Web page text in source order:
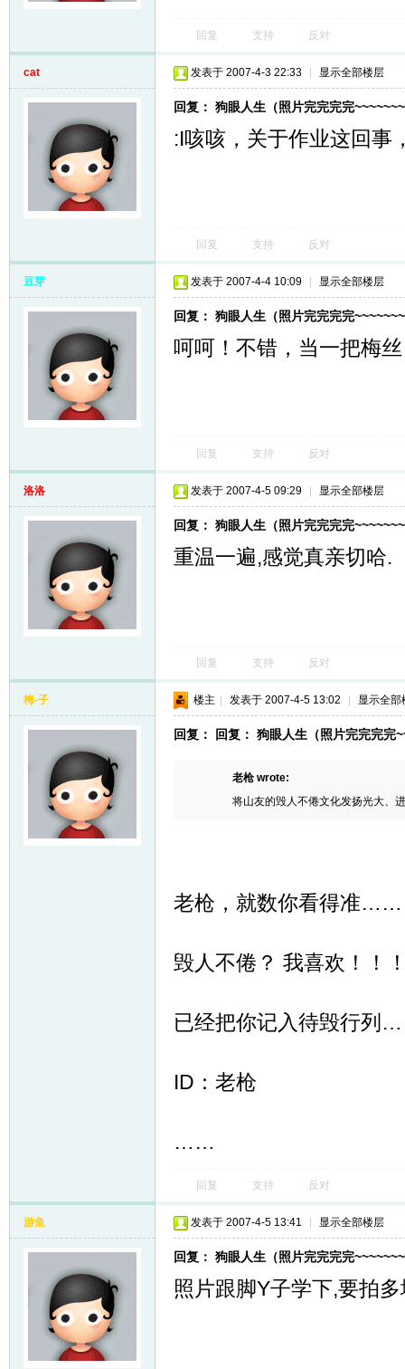
回复 支持 反对
cat 发表于 2007-4-3 22:33 显示全部楼层
回复： 狗眼人生（照片完完完完
:I咳咳，关于作业这回事
回复 支持 反对
豆芽 发表于 2007-4-4 10:09 显示全部楼层
回复： 狗眼人生（照片完完完完
呵呵！不错，当一把梅
回复 支持 反对
洛洛 发表于 2007-4-5 09:29 显示全部楼层
回复： 狗眼人生（照片完完完完
重温一遍,感觉真亲切哈.
回复 支持 反对
梅-子 楼主 发表于 2007-4-5 13:02 显示全部
回复： 回复： 狗眼人生（照片完完完完
老枪 wrote:
将山友的毁人不倦文化发扬光大、
老枪，就数你看得准……
毁人不倦？ 我喜欢！！
已经把你记入待毁行
ID：老枪
……
回复 支持 反对
游鱼 发表于 2007-4-5 13:41 显示全部楼层
回复： 狗眼人生（照片完完完完
照片跟脚Y子学下,要拍